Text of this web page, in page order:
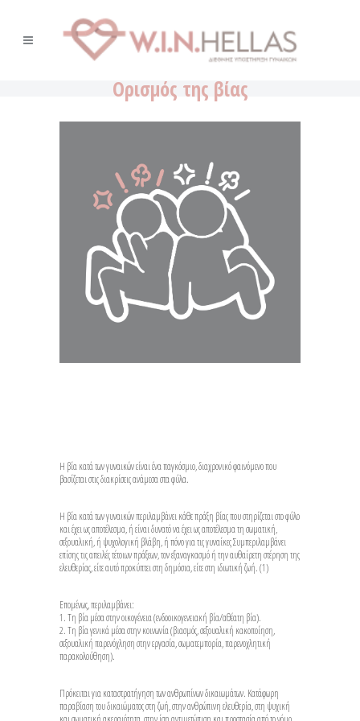
Ορισμός της βίας
Η βία κατά των γυναικών είναι ένα παγκόσμιο, διαχρονικό φαινόμενο που
βασίζεται στις διακρίσεις ανάμεσα στα φύλα.
Η βία κατά των γυναικών περιλαμβάνει κάθε πράξη βίας που στηρίζεται στο φύλο
και έχει ως αποτέλεσμα, ή είναι δυνατό να έχει ως αποτέλεσμα τη σωματική,
σεξουαλική, ή ψυχολογική βλάβη, ή πόνο για τις γυναίκες Συμπεριλαμβάνει
επίσης τις απειλές τέτοιων πράξεων, τον εξαναγκασμό ή την αυθαίρετη στέρηση της
ελευθερίας, είτε αυτό προκύπτει στη δημόσια, είτε στη ιδιωτική ζωή. (1)
Επομένως, περιλαμβάνει:
1. Τη βία μέσα στην οικογένεια (ενδοοικογενειακή βία/αθέατη βία).
2. Τη βία γενικά μέσα στην κοινωνία (βιασμός, σεξουαλική κακοποίηση,
σεξουαλική παρενόχληση στην εργασία, σωματεμπορία, παρενοχλητική
παρακολούθηση).
Πρόκειται για καταστρατήγηση των ανθρωπίνων δικαιωμάτων. Κατάφωρη
παραβίαση του δικαιώματος στη ζωή, στην ανθρώπινη ελευθερία, στη ψυχική